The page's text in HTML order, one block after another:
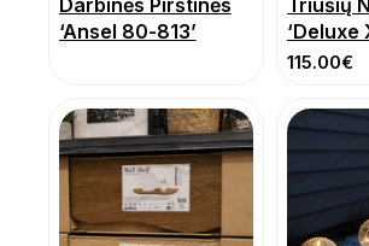
‘Ansel 80-813’
‘Deluxe
115.00€